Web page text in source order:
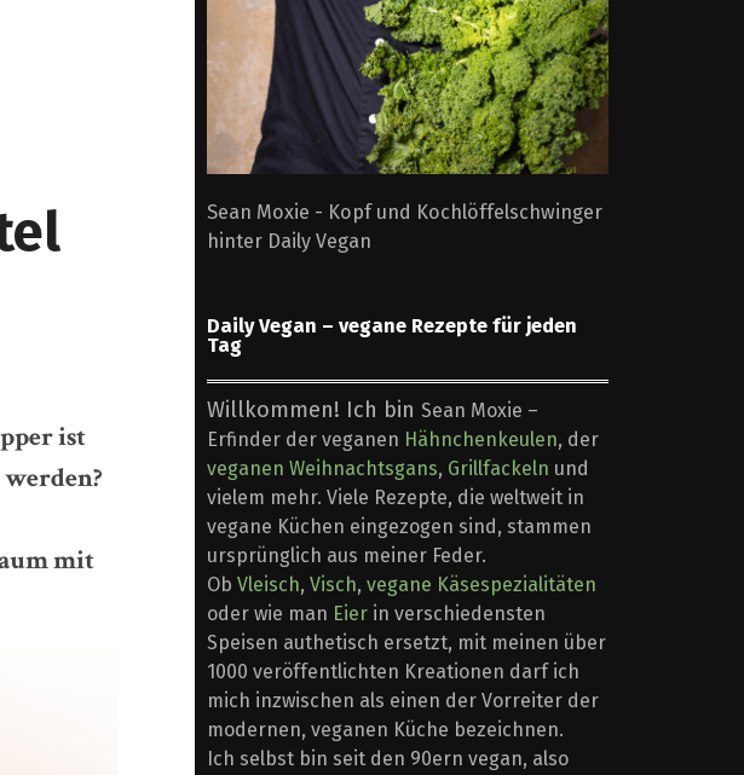
ist
mit
Sean Moxie - Kopf und Kochlöffelschwinger
hinter Daily Vegan
Daily Vegan – vegane Rezepte für jeden
Tag
Willkommen! Ich bin Sean Moxie –
Erfinder der veganen Hähnchenkeulen, der
veganen Weihnachtsgans, Grillfackeln und
vielem mehr. Viele Rezepte, die weltweit in
vegane Küchen eingezogen sind, stammen
ursprünglich aus meiner Feder.
Ob Vleisch, Visch, vegane Käsespezialitäten
oder wie man Eier in verschiedensten
Speisen authetisch ersetzt, mit meinen über
1000 veröffentlichten Kreationen darf ich
mich inzwischen als einen der Vorreiter der
modernen, veganen Küche bezeichnen.
Ich selbst bin seit den 90ern vegan, also